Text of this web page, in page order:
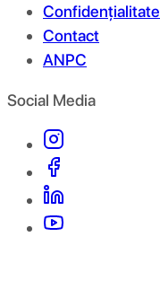
Confidențialitate
Contact
ANPC
Social Media